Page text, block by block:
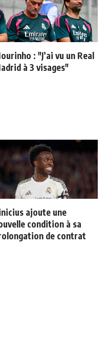
: "J’ai vu un Real
à 3 visages"
ajoute une
condition à sa
de contrat